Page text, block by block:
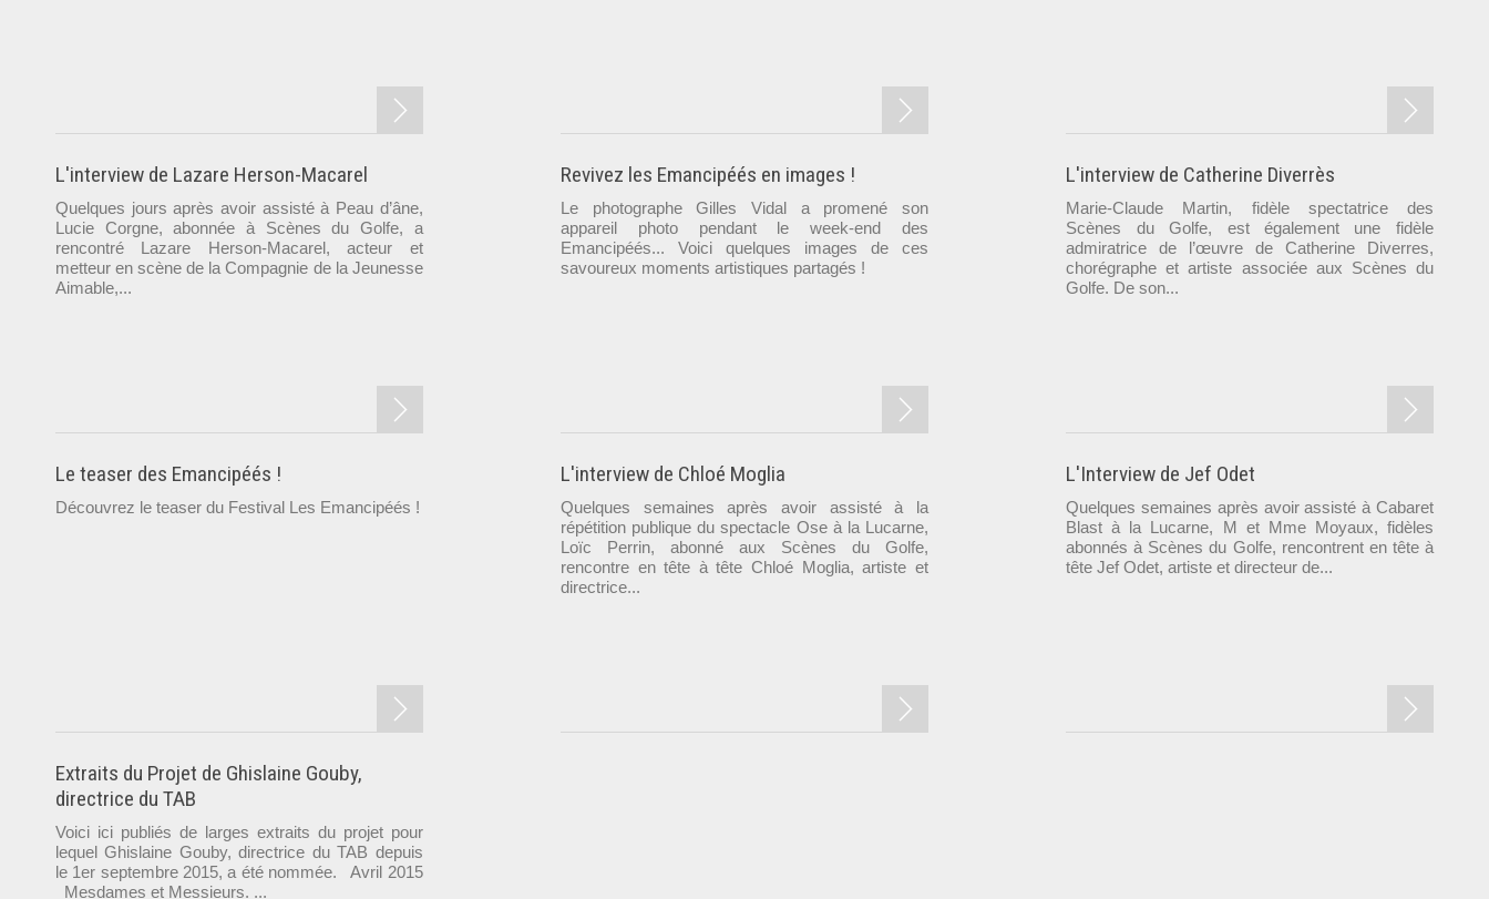
L'interview de Lazare Herson-Macarel
Quelques jours après avoir assisté à Peau d’âne,
Lucie Corgne, abonnée à Scènes du Golfe, a
rencontré Lazare Herson-Macarel, acteur et
metteur en scène de la Compagnie de la Jeunesse
Aimable,...
Revivez les Emancipéés en images !
Le photographe Gilles Vidal a promené son
appareil photo pendant le week-end des
Emancipéés... Voici quelques images de ces
savoureux moments artistiques partagés !
L'interview de Catherine Diverrès
Marie-Claude Martin, fidèle spectatrice des
Scènes du Golfe, est également une fidèle
admiratrice de l’œuvre de Catherine Diverres,
chorégraphe et artiste associée aux Scènes du
Golfe. De son...
Le teaser des Emancipéés !
Découvrez le teaser du Festival Les Emancipéés !
L'interview de Chloé Moglia
Quelques semaines après avoir assisté à la
répétition publique du spectacle Ose à la Lucarne,
Loïc Perrin, abonné aux Scènes du Golfe,
rencontre en tête à tête Chloé Moglia, artiste et
directrice...
L'Interview de Jef Odet
Quelques semaines après avoir assisté à Cabaret
Blast à la Lucarne, M et Mme Moyaux, fidèles
abonnés à Scènes du Golfe, rencontrent en tête à
tête Jef Odet, artiste et directeur de...
Extraits du Projet de Ghislaine Gouby,
directrice du TAB
Voici ici publiés de larges extraits du projet pour
lequel Ghislaine Gouby, directrice du TAB depuis
le 1er septembre 2015, a été nommée. Avril 2015
Mesdames et Messieurs. ...